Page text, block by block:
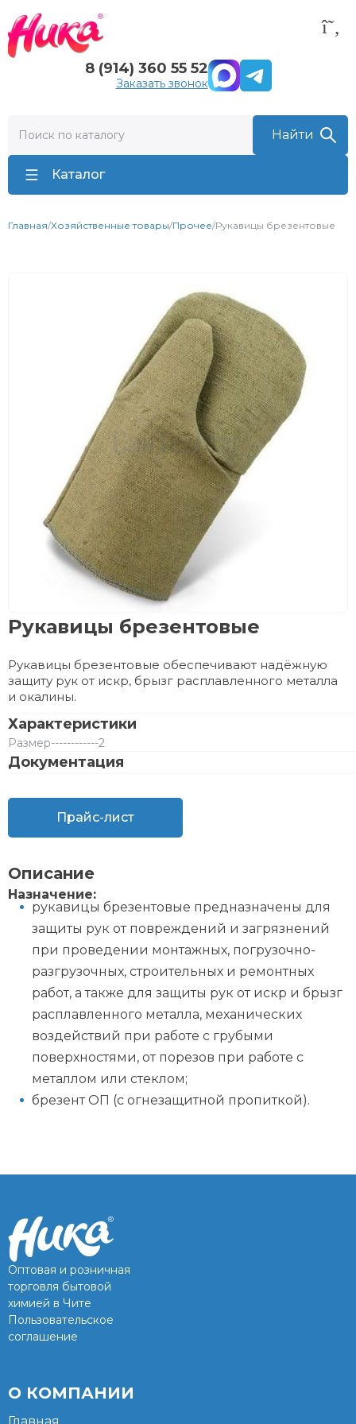
8 (914) 360 55 52
Заказать звонок
Каталог
Главная/Хозяйственные товары/Прочее/Рукавицы брезентовые
Рукавицы брезентовые
Рукавицы брезентовые обеспечивают надёжную
защиту рук от искр, брызг расплавленного металла
и окалины.
Характеристики
Размер------------2
Документация
Прайс-лист
Описание
Назначение:
рукавицы брезентовые предназначены для
защиты рук от повреждений и загрязнений
при проведении монтажных, погрузочно-
разгрузочных, строительных и ремонтных
работ, а также для защиты рук от искр и брызг
расплавленного металла, механических
воздействий при работе с грубыми
поверхностями, от порезов при работе с
металлом или стеклом;
брезент ОП (с огнезащитной пропиткой).
Оптовая и розничная
торговля бытовой
химией в Чите
Пользовательское
соглашение
О КОМПАНИИ
Главная